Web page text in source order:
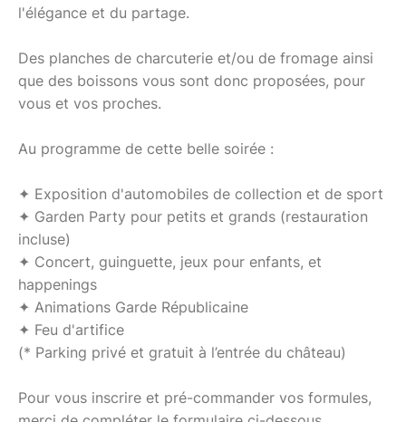
l'élégance et du partage.
Des planches de charcuterie et/ou de fromage ainsi
que des boissons vous sont donc proposées, pour
vous et vos proches.
Au programme de cette belle soirée :
✦ Exposition d'automobiles de collection et de sport
✦ Garden Party pour petits et grands (restauration
incluse)
✦ Concert, guinguette, jeux pour enfants, et
happenings
✦ Animations Garde Républicaine
✦ Feu d'artifice
(* Parking privé et gratuit à l’entrée du château)
Pour vous inscrire et pré-commander vos formules,